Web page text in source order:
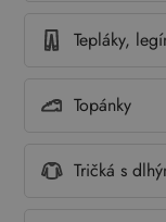
Tepláky,
Topánky
Tričká s